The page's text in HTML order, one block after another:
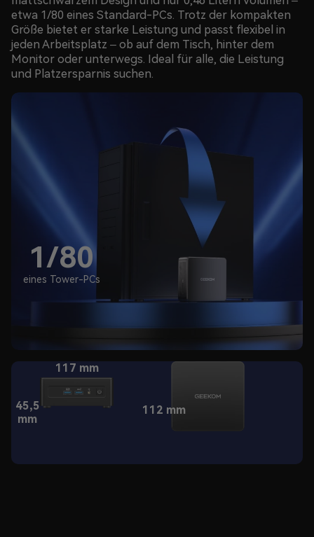
etwa 1/80 eines Standard-PCs. Trotz der kompakten
Größe bietet er starke Leistung und passt flexibel in
jeden Arbeitsplatz – ob auf dem Tisch, hinter dem
Monitor oder unterwegs. Ideal für alle, die Leistung
und Platzersparnis suchen.
1/80
eines Tower-PCs
117 mm
45,5
mm
112 mm